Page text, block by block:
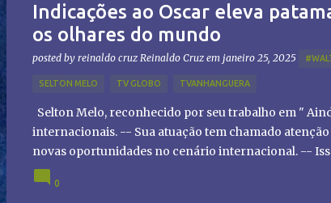
Indicações ao Oscar eleva
os olhares do mundo
posted by reinaldo cruz Reinaldo Cruz em janeiro 25, 2025
SELTON MELO TV GLOBO TVANHANGUERA
Selton Melo, reconhecido por seu trabalho em "
internacionais. -- Sua atuação tem chamado
novas oportunidades no cenário internacional. --
global!
0